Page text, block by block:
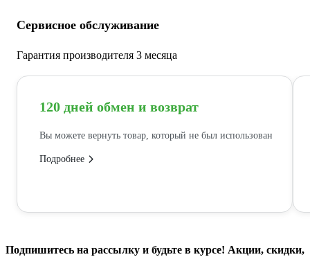
Сервисное обслуживание
Гарантия производителя 3 месяца
120 дней обмен и возврат
Вы можете вернуть товар, который не был использован
Подробнее
Подпишитесь на рассылку и будьте в курсе! Акции, скидки,